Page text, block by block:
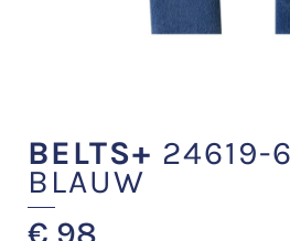
BELTS+ 24619-
BLAUW
€ 98